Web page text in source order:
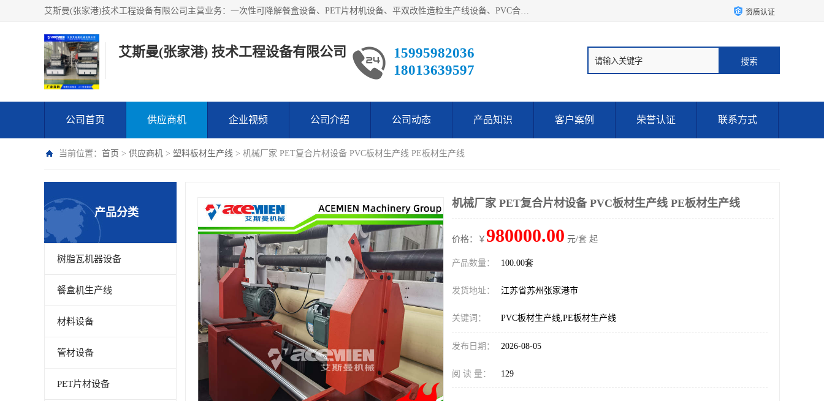
艾斯曼(张家港)技术工程设备有限公司主营业务：一次性可降解餐盒设备、PET片材机设备、平双改性造粒生产线设备、PVC合成树脂瓦设备、PP中空建筑模板设备、PVC管材设备等。成立至今，在国内我们的产品已经销售到全国所有省份，拥有多家客户，在国外产品出口到五十多个国家和地区。 资质认证
艾斯曼(张家港) 技术工程设备有限公司
15995982036
18013639597
公司首页 供应商机 企业视频 公司介绍 公司动态 产品知识 客户案例 荣誉认证 联系方式
当前位置： 首页 > 供应商机 > 塑料板材生产线 > 机械厂家 PET复合片材设备 PVC板材生产线 PE板材生产线
产品分类
树脂瓦机器设备
餐盒机生产线
材料设备
管材设备
PET片材设备
机械厂家 PET复合片材设备 PVC板材生产线 PE板材生产线
价格：￥ 980000.00 元/套 起
产品数量： 100.00套
发货地址： 江苏省苏州张家港市
关键词： PVC板材生产线,PE板材生产线
发布日期： 2026-08-05
阅 读 量： 129